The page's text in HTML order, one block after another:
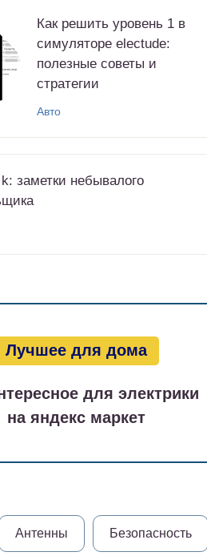
Как решить уровень 1 в
симуляторе electude:
полезные советы и
стратегии
Авто
заметки небывалого
Лучшее для дома
для электрики
на яндекс маркет
Антенны Безопасность